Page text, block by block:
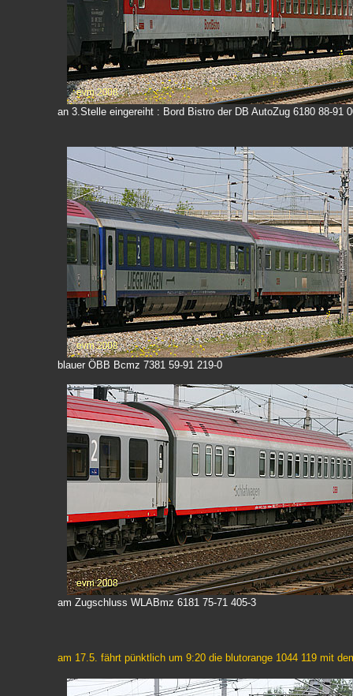
an 3.Stelle eingereiht : Bord Bistro der DB AutoZug 6180 88-91
blauer ÖBB Bcmz 7381 59-91 219-0
am Zugschluss WLABmz 6181 75-71 405-3
am 17.5. fährt pünktlich um 9:20 die blutorange 1044 119 mit